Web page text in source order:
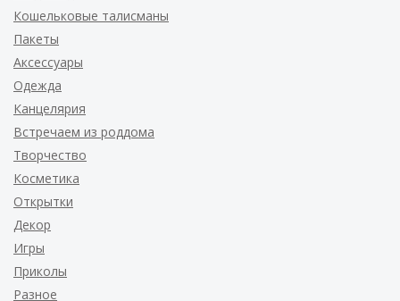
Кошельковые талисманы
Пакеты
Аксессуары
Одежда
Канцелярия
Встречаем из роддома
Творчество
Косметика
Открытки
Декор
Игры
Приколы
Разное